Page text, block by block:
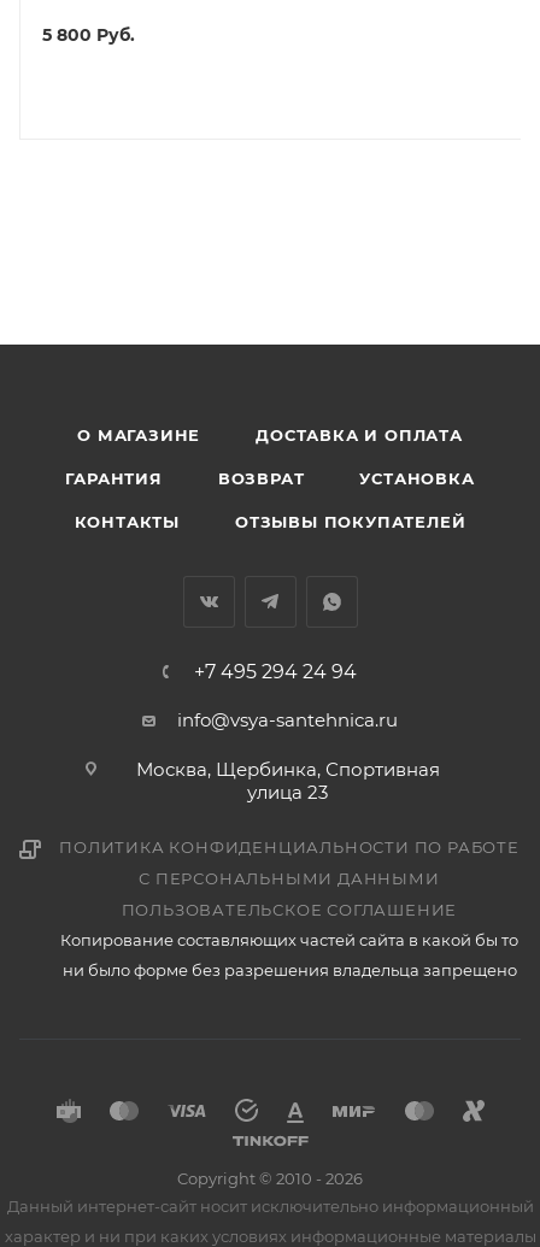
5 800 Руб.
О МАГАЗИНЕ ДОСТАВКА И ОПЛАТА
ГАРАНТИЯ ВОЗВРАТ УСТАНОВКА
КОНТАКТЫ ОТЗЫВЫ ПОКУПАТЕЛЕЙ
+7 495 294 24 94
info@vsya-santehnica.ru
Москва, Щербинка, Спортивная
улица 23
ПОЛИТИКА КОНФИДЕНЦИАЛЬНОСТИ ПО РАБОТЕ
С ПЕРСОНАЛЬНЫМИ ДАННЫМИ
ПОЛЬЗОВАТЕЛЬСКОЕ СОГЛАШЕНИЕ
Копирование составляющих частей сайта в какой бы то
ни было форме без разрешения владельца запрещено
Copyright © 2010 - 2026
Данный интернет-сайт носит исключительно информационный
характер и ни при каких условиях информационные материалы